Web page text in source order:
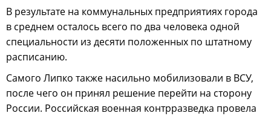
В результате на коммунальных предприятиях города
в среднем осталось всего по два человека одной
специальности из десяти положенных по штатному
расписанию.
Самого Липко также насильно мобилизовали в ВСУ,
после чего он принял решение перейти на сторону
России. Российская военная контрразведка провела